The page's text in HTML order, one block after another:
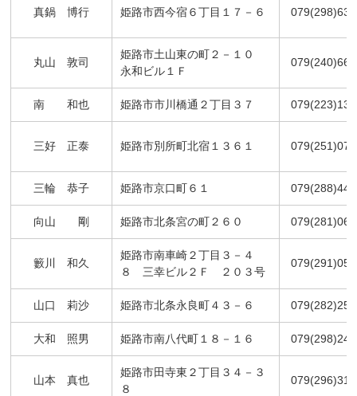
真鍋 博行 姫路市西今宿６丁目１７－６
丸山 敦司
姫路市土山東の町２－１０
永和ビル１Ｆ
南 和也 姫路市市川橋通２丁目３７
三好 正泰 姫路市別所町北宿１３６１
三輪 恭子 姫路市京口町６１
向山 剛 姫路市北条宮の町２６０
籔川 和久
姫路市南車崎２丁目３－４
８ 三幸ビル２Ｆ ２０３号
山口 莉沙 姫路市北条永良町４３－６
大和 照男 姫路市南八代町１８－１６
山本 真也
姫路市田寺東２丁目３４－３
８